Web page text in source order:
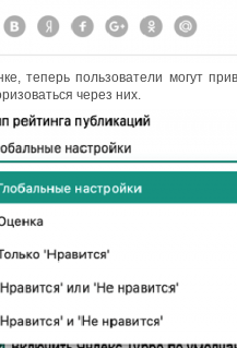
теперь пользователи могут
через них.